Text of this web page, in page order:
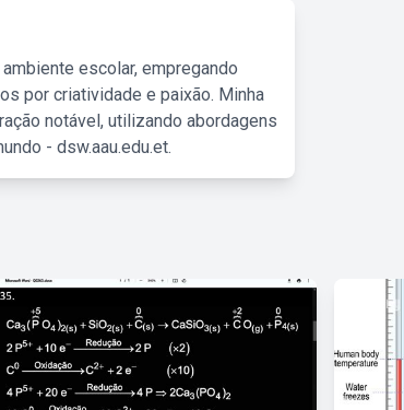
escolar, empregando
por criatividade e paixão. Minha
notável, utilizando abordagens
- dsw.aau.edu.et.